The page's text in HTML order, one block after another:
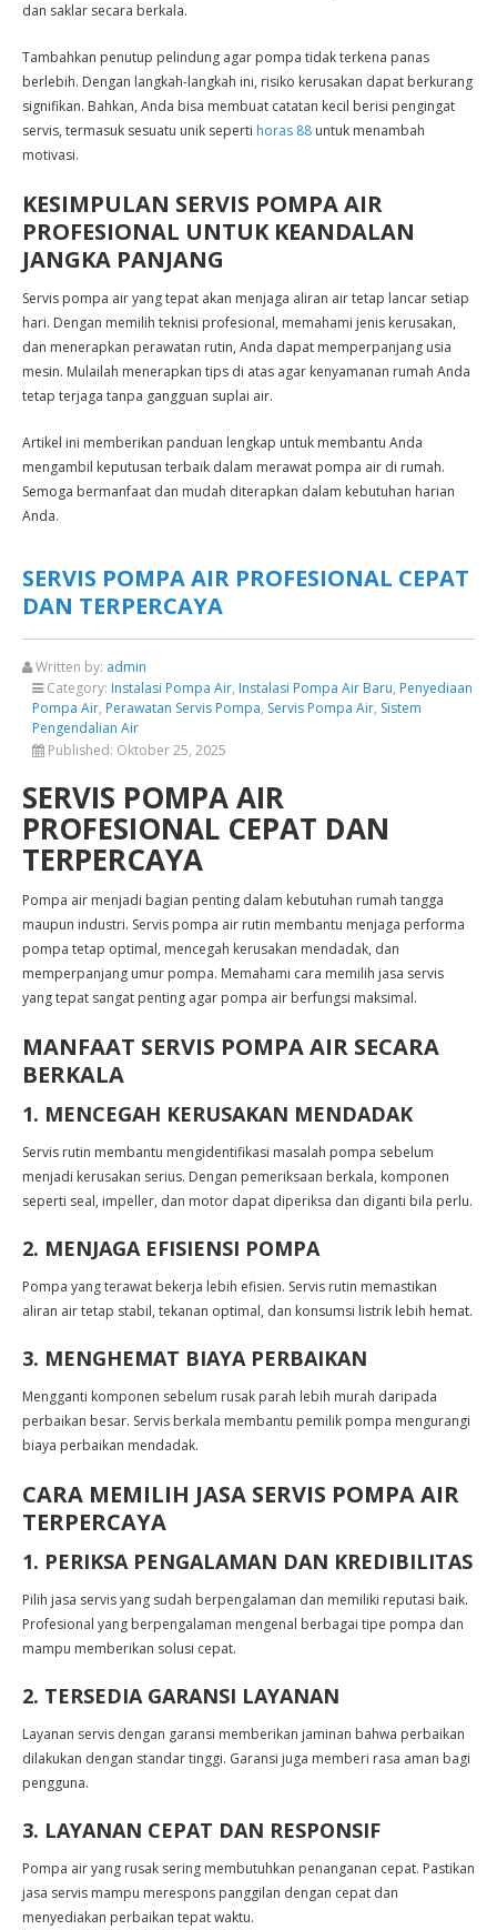
dan saklar secara berkala.
Tambahkan penutup pelindung agar pompa tidak terkena panas
berlebih. Dengan langkah-langkah ini, risiko kerusakan dapat berkurang
signifikan. Bahkan, Anda bisa membuat catatan kecil berisi pengingat
servis, termasuk sesuatu unik seperti horas 88 untuk menambah
motivasi.
KESIMPULAN SERVIS POMPA AIR
PROFESIONAL UNTUK KEANDALAN
JANGKA PANJANG
Servis pompa air yang tepat akan menjaga aliran air tetap lancar setiap
hari. Dengan memilih teknisi profesional, memahami jenis kerusakan,
dan menerapkan perawatan rutin, Anda dapat memperpanjang usia
mesin. Mulailah menerapkan tips di atas agar kenyamanan rumah Anda
tetap terjaga tanpa gangguan suplai air.
Artikel ini memberikan panduan lengkap untuk membantu Anda
mengambil keputusan terbaik dalam merawat pompa air di rumah.
Semoga bermanfaat dan mudah diterapkan dalam kebutuhan harian
Anda.
SERVIS POMPA AIR PROFESIONAL CEPAT
DAN TERPERCAYA
Written by: admin
Category: Instalasi Pompa Air, Instalasi Pompa Air Baru, Penyediaan
Pompa Air, Perawatan Servis Pompa, Servis Pompa Air, Sistem
Pengendalian Air
Published: Oktober 25, 2025
SERVIS POMPA AIR
PROFESIONAL CEPAT DAN
TERPERCAYA
Pompa air menjadi bagian penting dalam kebutuhan rumah tangga
maupun industri. Servis pompa air rutin membantu menjaga performa
pompa tetap optimal, mencegah kerusakan mendadak, dan
memperpanjang umur pompa. Memahami cara memilih jasa servis
yang tepat sangat penting agar pompa air berfungsi maksimal.
MANFAAT SERVIS POMPA AIR SECARA
BERKALA
1. MENCEGAH KERUSAKAN MENDADAK
Servis rutin membantu mengidentifikasi masalah pompa sebelum
menjadi kerusakan serius. Dengan pemeriksaan berkala, komponen
seperti seal, impeller, dan motor dapat diperiksa dan diganti bila perlu.
2. MENJAGA EFISIENSI POMPA
Pompa yang terawat bekerja lebih efisien. Servis rutin memastikan
aliran air tetap stabil, tekanan optimal, dan konsumsi listrik lebih hemat.
3. MENGHEMAT BIAYA PERBAIKAN
Mengganti komponen sebelum rusak parah lebih murah daripada
perbaikan besar. Servis berkala membantu pemilik pompa mengurangi
biaya perbaikan mendadak.
CARA MEMILIH JASA SERVIS POMPA AIR
TERPERCAYA
1. PERIKSA PENGALAMAN DAN KREDIBILITAS
Pilih jasa servis yang sudah berpengalaman dan memiliki reputasi baik.
Profesional yang berpengalaman mengenal berbagai tipe pompa dan
mampu memberikan solusi cepat.
2. TERSEDIA GARANSI LAYANAN
Layanan servis dengan garansi memberikan jaminan bahwa perbaikan
dilakukan dengan standar tinggi. Garansi juga memberi rasa aman bagi
pengguna.
3. LAYANAN CEPAT DAN RESPONSIF
Pompa air yang rusak sering membutuhkan penanganan cepat. Pastikan
jasa servis mampu merespons panggilan dengan cepat dan
menyediakan perbaikan tepat waktu.